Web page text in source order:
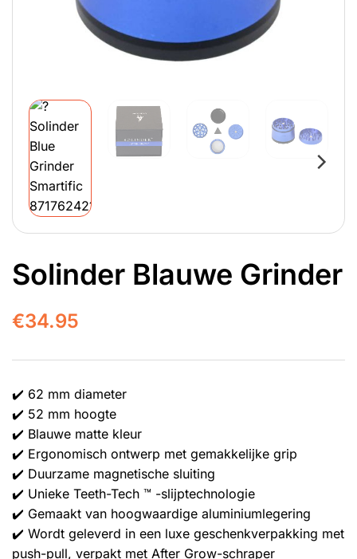
Solinder Blauwe Grinder
€34.95
✔️ 62 mm diameter
✔️ 52 mm hoogte
✔️ Blauwe matte kleur
✔️ Ergonomisch ontwerp met gemakkelijke grip
✔️ Duurzame magnetische sluiting
✔️ Unieke Teeth-Tech ™ -slijptechnologie
✔️ Gemaakt van hoogwaardige aluminiumlegering
✔️ Wordt geleverd in een luxe geschenkverpakking met
push-pull, verpakt met After Grow-schraper